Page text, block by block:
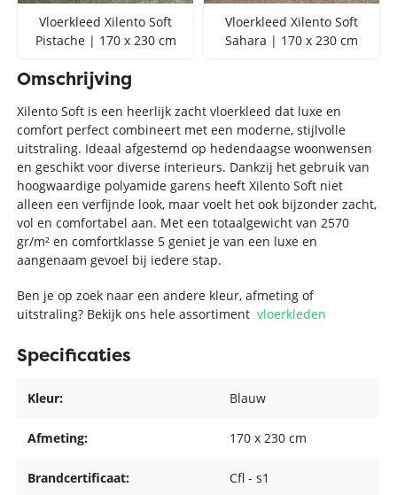
Vloerkleed Xilento Soft
Pistache | 170 x 230 cm
Vloerkleed Xilento Soft
Sahara | 170 x 230 cm
Omschrijving
Xilento Soft is een heerlijk zacht vloerkleed dat luxe en
comfort perfect combineert met een moderne, stijlvolle
uitstraling. Ideaal afgestemd op hedendaagse woonwensen
en geschikt voor diverse interieurs. Dankzij het gebruik van
hoogwaardige polyamide garens heeft Xilento Soft niet
alleen een verfijnde look, maar voelt het ook bijzonder zacht,
vol en comfortabel aan. Met een totaalgewicht van 2570
gr/m² en comfortklasse 5 geniet je van een luxe en
aangenaam gevoel bij iedere stap.
Ben je op zoek naar een andere kleur, afmeting of
uitstraling? Bekijk ons hele assortimentvloerkleden
Specificaties
Kleur: Blauw
Afmeting: 170 x 230 cm
Brandcertificaat: Cfl - s1